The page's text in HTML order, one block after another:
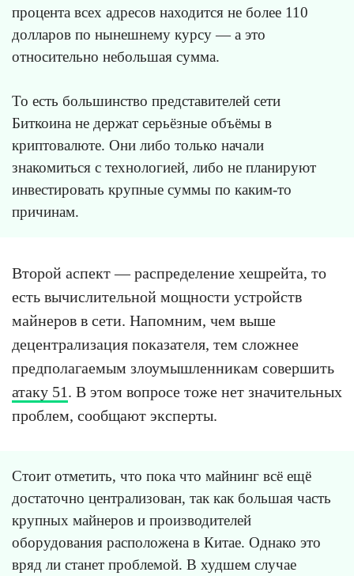
процента всех адресов находится не более 110
долларов по нынешнему курсу — а это
относительно небольшая сумма.
То есть большинство представителей сети
Биткоина не держат серьёзные объёмы в
криптовалюте. Они либо только начали
знакомиться с технологией, либо не планируют
инвестировать крупные суммы по каким-то
причинам.
Второй аспект — распределение хешрейта, то
есть вычислительной мощности устройств
майнеров в сети. Напомним, чем выше
децентрализация показателя, тем сложнее
предполагаемым злоумышленникам совершить
атаку 51. В этом вопросе тоже нет значительных
проблем, сообщают эксперты.
Стоит отметить, что пока что майнинг всё ещё
достаточно централизован, так как большая часть
крупных майнеров и производителей
оборудования расположена в Китае. Однако это
вряд ли станет проблемой. В худшем случае